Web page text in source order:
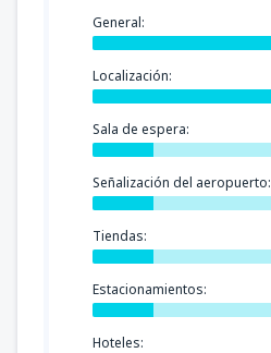
General:
Localización:
Sala de espera:
Señalización del aeropuerto:
Tiendas:
Estacionamientos:
Hoteles: